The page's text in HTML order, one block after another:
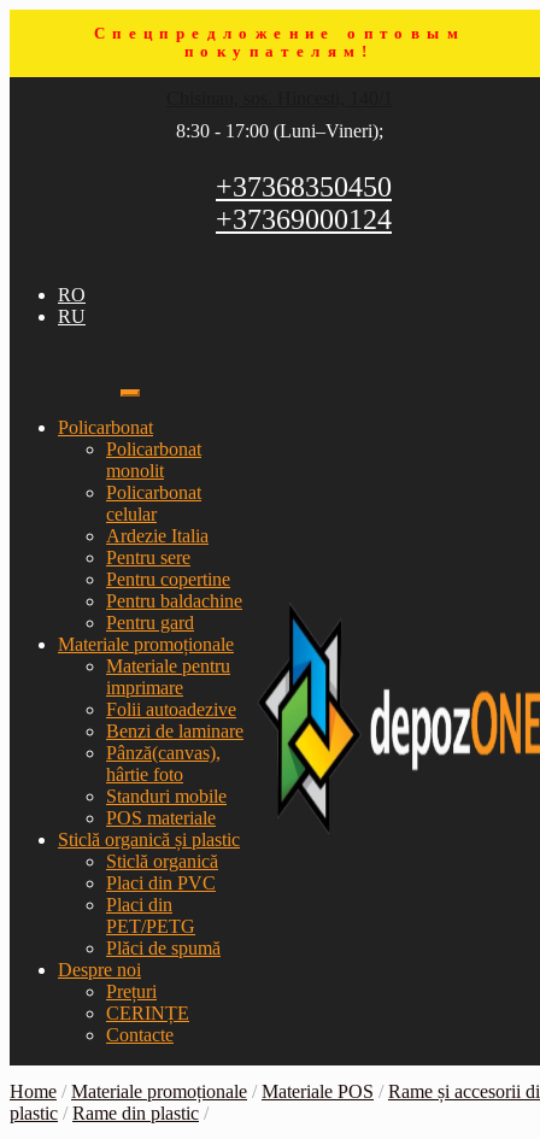
Спецпредложение оптовым
покупателям!
8:30 - 17:00 (Luni–Vineri);
+37368350450
+37369000124
RO
RU
Policarbonat
Policarbonat
monolit
Policarbonat
celular
Ardezie Italia
Pentru sere
Pentru copertine
Pentru baldachine
Pentru gard
Materiale promoționale
Materiale pentru
imprimare
Folii autoadezive
Benzi de laminare
Pânză(canvas),
hârtie foto
Standuri mobile
POS materiale
Sticlă organică și plastic
Sticlă organică
Placi din PVC
Placi din
PET/PETG
Plăci de spumă
Despre noi
Prețuri
CERINȚE
Contacte
Home /Materiale promoționale /Materiale POS /Rame și accesorii
plastic /Rame din plastic /